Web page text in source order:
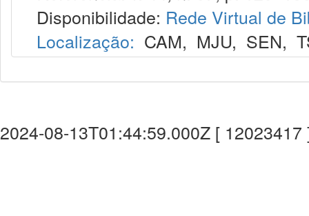
Disponibilidade: Rede Virtual de
Localização: CAM, MJU, SEN,
2024-08-13T01:44:59.000Z [ 12023417